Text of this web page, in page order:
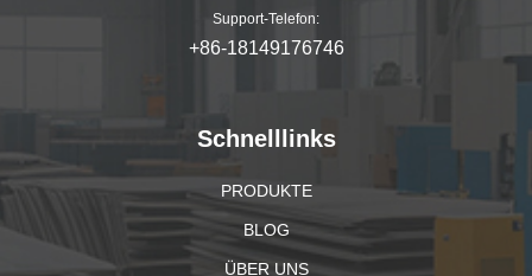
Support-Telefon:
+86-18149176746
Schnelllinks
PRODUKTE
BLOG
ÜBER UNS